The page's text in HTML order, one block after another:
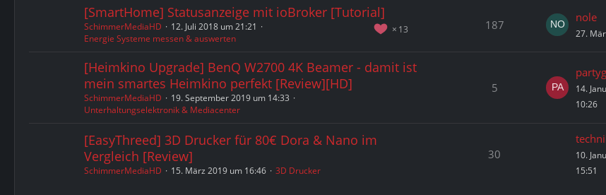
[SmartHome] Statusanzeige mit ioBroker [Tutorial]
13
SchimmerMediaHD
12. Juli 2018 um 21:21
Energie Systeme messen & auswerten
187
nole
27.
[Heimkino Upgrade] BenQ W2700 4K Beamer - damit ist
mein smartes Heimkino perfekt [Review][HD]
SchimmerMediaHD
19. September 2019 um 14:33
Unterhaltungselektronik & Mediacenter
5
14.
10:26
[EasyThreed] 3D Drucker für 80€ Dora & Nano im
Vergleich [Review]
SchimmerMediaHD 15. März 2019 um 16:46 3D Drucker
30
10.
15:51